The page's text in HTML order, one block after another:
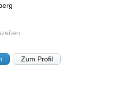
Zum Profil